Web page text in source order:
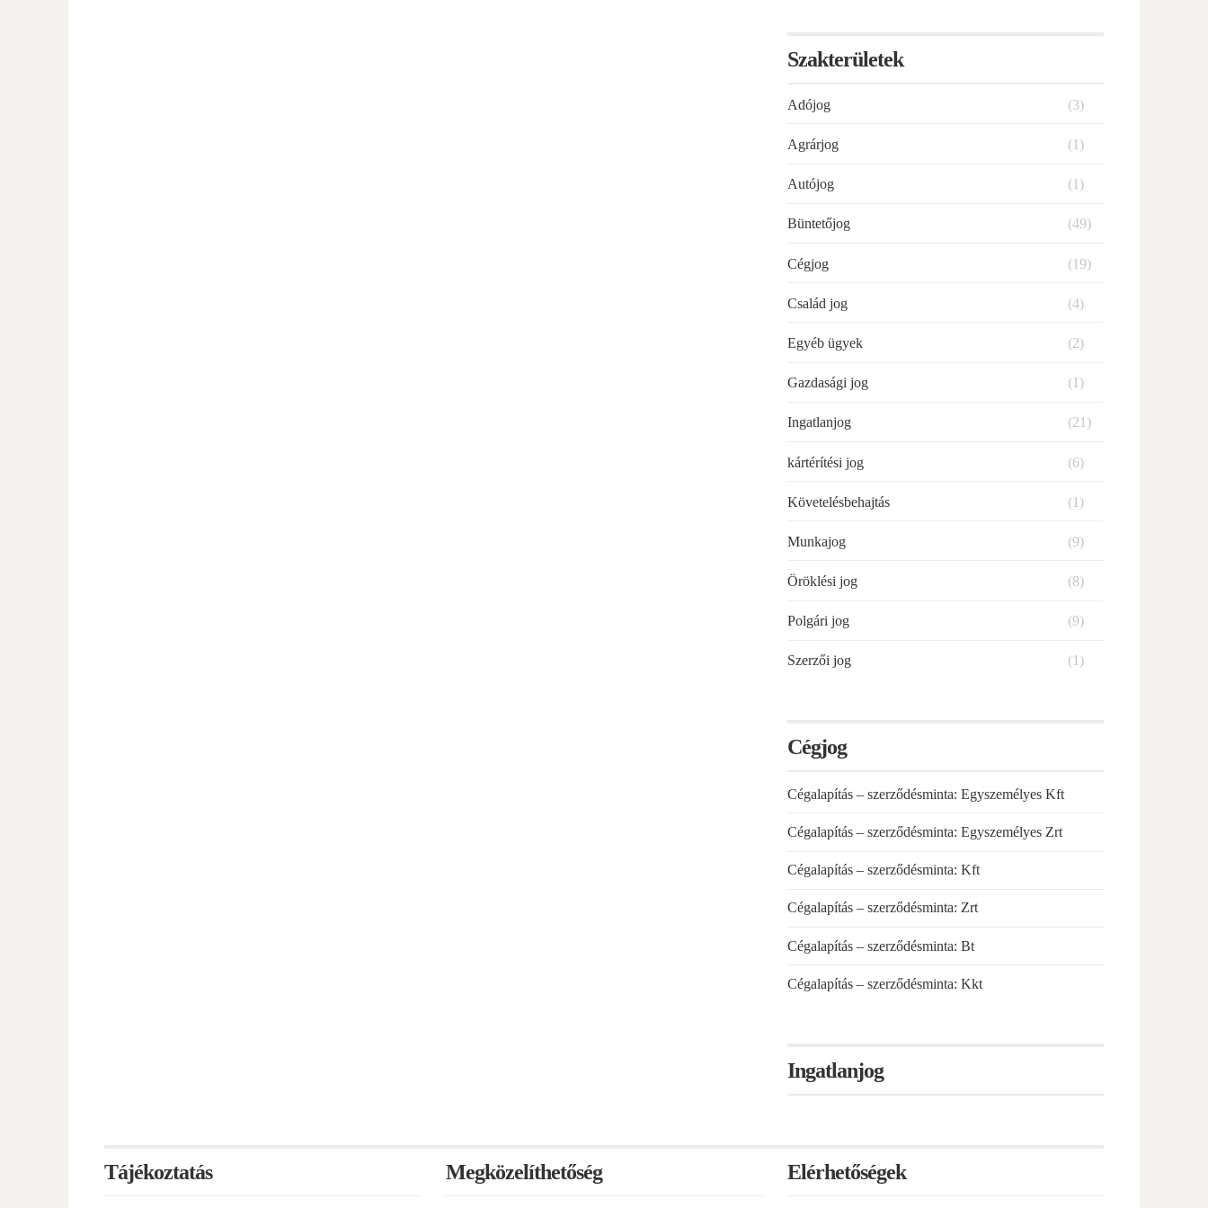
Szakterületek
Adójog (3)
Agrárjog (1)
Autójog (1)
Büntetőjog (49)
Cégjog (19)
Család jog (4)
Egyéb ügyek (2)
Gazdasági jog (1)
Ingatlanjog (21)
kártérítési jog (6)
Követelésbehajtás (1)
Munkajog (9)
Öröklési jog (8)
Polgári jog (9)
Szerzői jog (1)
Cégjog
Cégalapítás – szerződésminta: Egyszemélyes Kft
Cégalapítás – szerződésminta: Egyszemélyes Zrt
Cégalapítás – szerződésminta: Kft
Cégalapítás – szerződésminta: Zrt
Cégalapítás – szerződésminta: Bt
Cégalapítás – szerződésminta: Kkt
Ingatlanjog
Tájékoztatás Megközelíthetőség Elérhetőségek